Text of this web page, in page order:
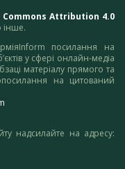
Commons Attribution 4.0
інше.
посилання на
у сфері онлайн-медіа
матеріалу прямого та
на цитований
надсилайте на адресу: